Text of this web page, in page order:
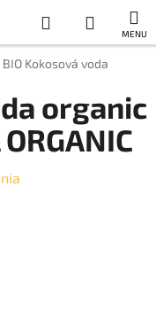
Hľadať
KOŠÍK
BIO Kokosová voda
organic